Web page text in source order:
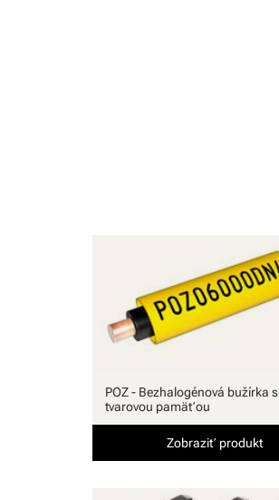
POZ - Bezhalogénová bužírka s
tvarovou pamäťou
Zobraziť produkt